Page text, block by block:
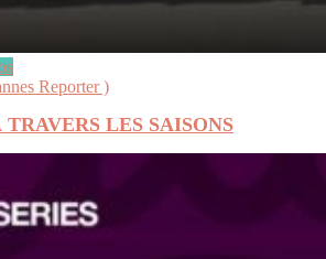
Reporter )
LES SAISONS